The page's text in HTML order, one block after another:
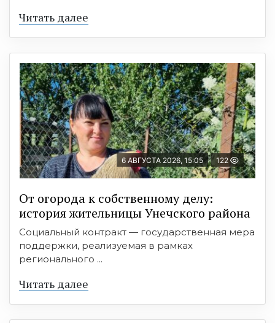
Читать далее
6 АВГУСТА 2026, 15:05 122
От огорода к собственному делу:
история жительницы Унечского района
Социальный контракт — государственная мера
поддержки, реализуемая в рамках
регионального ...
Читать далее